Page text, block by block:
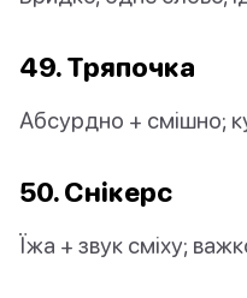
49. Тряпочка
Абсурдно + смішно;
50. Снікерс
Їжа + звук сміху;